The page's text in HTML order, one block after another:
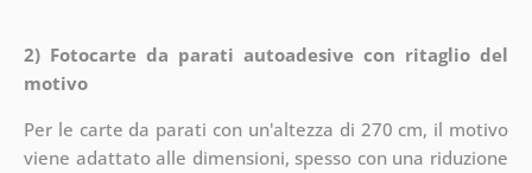
2) Fotocarte da parati autoadesive con ritaglio del
motivo
Per le carte da parati con un'altezza di 270 cm, il motivo
viene adattato alle dimensioni, spesso con una riduzione